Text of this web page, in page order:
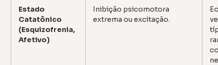
Estado
Catatônico
(Esquizofrenia,
Afetivo)
Inibição psicomotora
extrema ou excitação.